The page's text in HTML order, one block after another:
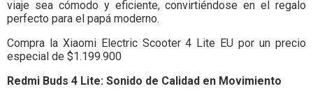
viaje sea cómodo y eficiente, convirtiéndose en el regalo
perfecto para el papá moderno.
Compra la Xiaomi Electric Scooter 4 Lite EU por un precio
especial de $1.199.900
Redmi Buds 4 Lite: Sonido de Calidad en Movimiento